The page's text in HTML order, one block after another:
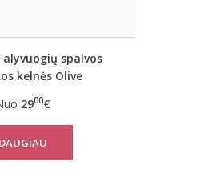
spalvos
kelnės Olive
2900€
DAUGIAU